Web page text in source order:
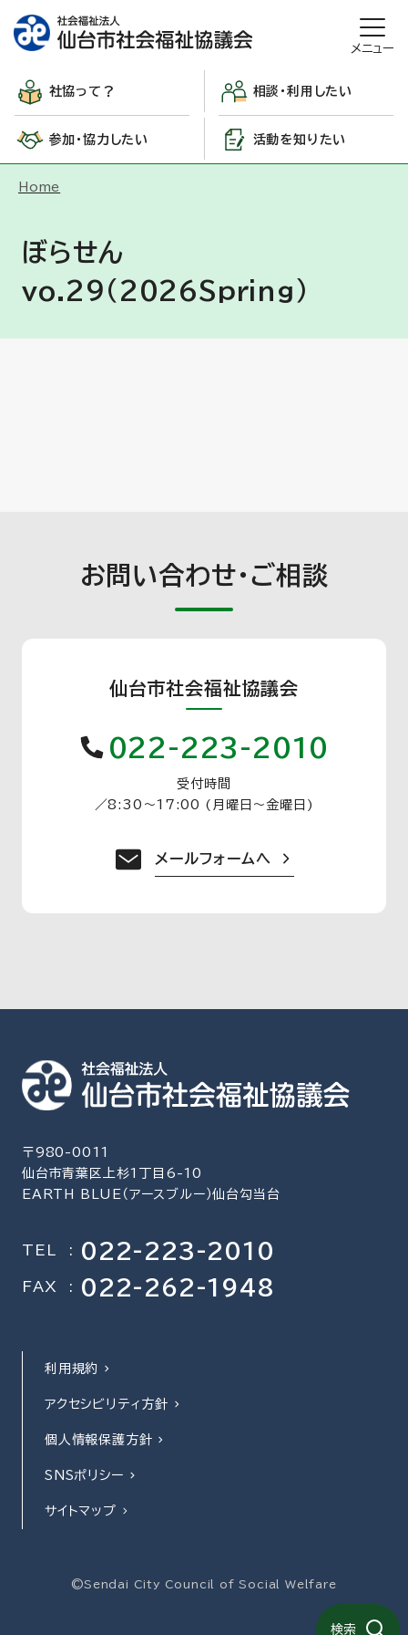
メニュー
社協って？ 相談・利用したい
参加・協力したい 活動を知りたい
Home
ぼらせん
vo.29（2026Spring）
お問い合わせ・ご相談
仙台市社会福祉協議会
022-223-2010
受付時間
／8:30〜17:00 (月曜日〜金曜日)
メールフォームへ
〒980-0011
仙台市青葉区上杉1丁目6-10
EARTH BLUE（アースブルー）仙台勾当台
TEL : 022-223-2010
FAX : 022-262-1948
利用規約
アクセシビリティ方針
個人情報保護方針
SNSポリシー
サイトマップ
©Sendai City Council of Social Welfare
検索